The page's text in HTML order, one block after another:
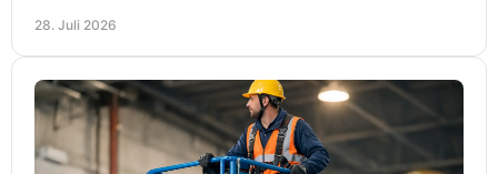
28. Juli 2026